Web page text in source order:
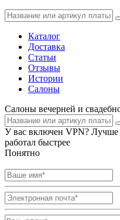
Каталог
Доставка
Статьи
Отзывы
Истории
Салоны
Салоны вечерней и
У вас включен VPN? Лучше
работал быстрее
Понятно